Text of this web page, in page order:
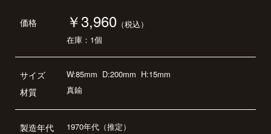
価格 ￥3,960 （税込）
在庫：1個
サイズ
材質
W:85mm D:200mm H:15mm
真鍮
製造年代
1970年代（推定）